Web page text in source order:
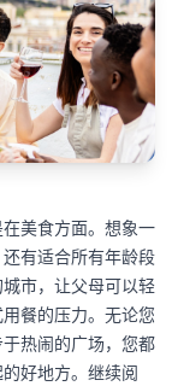
美食方面。想象一
有适合所有年龄段
市，让父母可以轻
餐的压力。无论您
热闹的广场，您都
好地方。继续阅